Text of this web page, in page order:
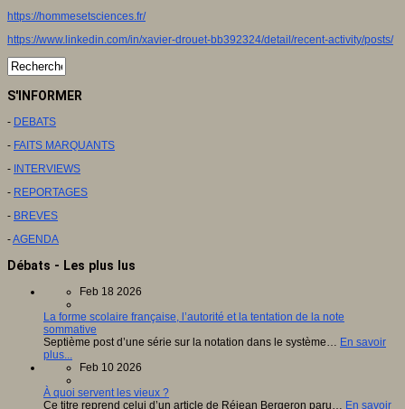
https://hommesetsciences.fr/
https://www.linkedin.com/in/xavier-drouet-bb392324/detail/recent-activity/posts/
S'INFORMER
- DEBATS
- FAITS MARQUANTS
- INTERVIEWS
- REPORTAGES
- BREVES
-AGENDA
Débats - Les plus lus
Feb 18 2026
La forme scolaire française, l’autorité et la tentation de la note
sommative
Septième post d’une série sur la notation dans le système… En savoir
plus...
Feb 10 2026
À quoi servent les vieux ?
Ce titre reprend celui d’un article de Réjean Bergeron paru… En savoir